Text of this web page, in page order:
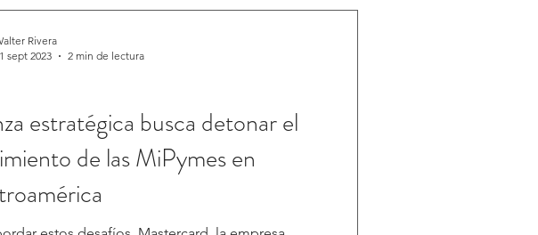
estratégica busca detonar el
de las MiPymes en
Rivera
sept 2023
2 min de lectura